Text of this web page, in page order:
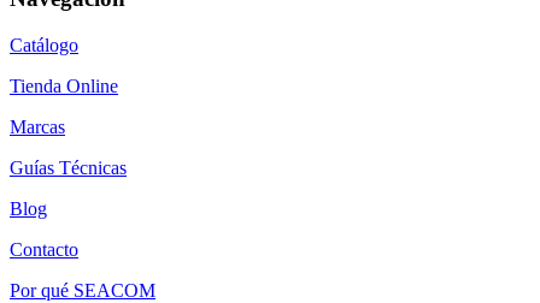
Catálogo
Tienda Online
Marcas
Guías Técnicas
Blog
Contacto
Por qué SEACOM